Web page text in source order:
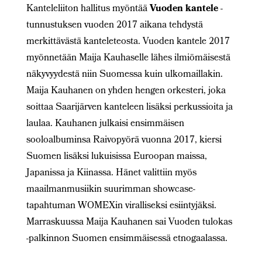
Kanteleliiton hallitus myöntääVuoden kantele-
tunnustuksen vuoden 2017 aikana tehdystä
merkittävästä kanteleteosta. Vuoden kantele 2017
myönnetään Maija Kauhaselle lähes ilmiömäisestä
näkyvyydestä niin Suomessa kuin ulkomaillakin.
Maija Kauhanen on yhden hengen orkesteri, joka
soittaa Saarijärven kanteleen lisäksi perkussioita ja
laulaa. Kauhanen julkaisi ensimmäisen
sooloalbuminsa Raivopyörä vuonna 2017, kiersi
Suomen lisäksi lukuisissa Euroopan maissa,
Japanissa ja Kiinassa. Hänet valittiin myös
maailmanmusiikin suurimman showcase-
tapahtuman WOMEXin viralliseksi esiintyjäksi.
Marraskuussa Maija Kauhanen sai Vuoden tulokas
-palkinnon Suomen ensimmäisessä etnogaalassa.